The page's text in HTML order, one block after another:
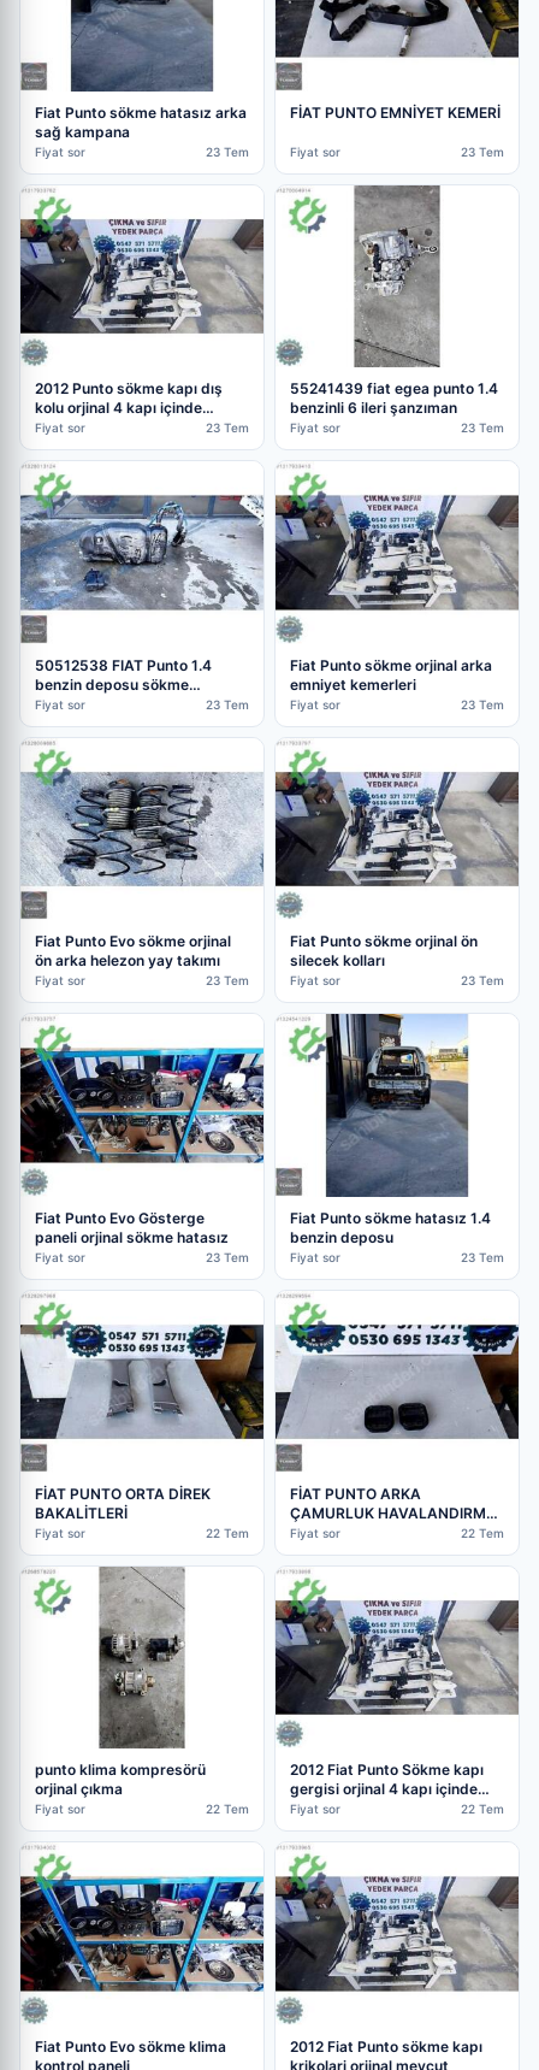
Fiat Punto sökme hatasız arka
sağ kampana
Fiyat sor 23 Tem
FİAT PUNTO EMNİYET KEMERİ
Fiyat sor 23 Tem
2012 Punto sökme kapı dış
kolu orjinal 4 kapı içinde
mevcut
Fiyat sor 23 Tem
55241439 fiat egea punto 1.4
benzinli 6 ileri şanzıman
Fiyat sor 23 Tem
50512538 FIAT Punto 1.4
benzin deposu sökme
sorunsuz
Fiyat sor 23 Tem
Fiat Punto sökme orjinal arka
emniyet kemerleri
Fiyat sor 23 Tem
Fiat Punto Evo sökme orjinal
ön arka helezon yay takımı
Fiyat sor 23 Tem
Fiat Punto sökme orjinal ön
silecek kolları
Fiyat sor 23 Tem
Fiat Punto Evo Gösterge
paneli orjinal sökme hatasız
Fiyat sor 23 Tem
Fiat Punto sökme hatasız 1.4
benzin deposu
Fiyat sor 23 Tem
FİAT PUNTO ORTA DİREK
BAKALİTLERİ
Fiyat sor 22 Tem
FİAT PUNTO ARKA
ÇAMURLUK HAVALANDIRMA
MENFEZLERİ
Fiyat sor 22 Tem
punto klima kompresörü
orjinal çıkma
Fiyat sor 22 Tem
2012 Fiat Punto Sökme kapı
gergisi orjinal 4 kapı içinde
mevcut
Fiyat sor 22 Tem
Fiat Punto Evo sökme klima
kontrol paneli
2012 Fiat Punto sökme kapı
krikolari orjinal mevcut